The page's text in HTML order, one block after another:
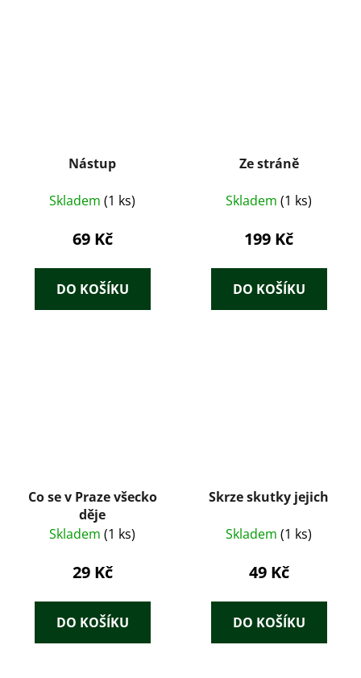
Nástup
Skladem (1 ks)
69 Kč
DO KOŠÍKU
Ze stráně
Skladem (1 ks)
199 Kč
DO KOŠÍKU
Co se v Praze všecko
děje
Skladem (1 ks)
29 Kč
DO KOŠÍKU
Skrze skutky jejich
Skladem (1 ks)
49 Kč
DO KOŠÍKU